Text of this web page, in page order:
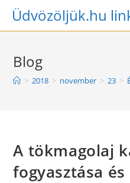
SkipÜdvözöljük.hu
Blog
> 2018 > november > 23 >
A tökmagolaj
fogyasztása